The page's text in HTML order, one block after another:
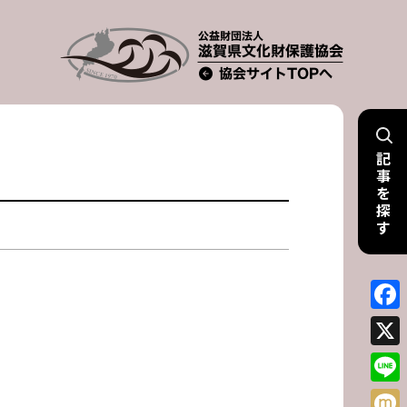
記
事
を
探
す
X
Line